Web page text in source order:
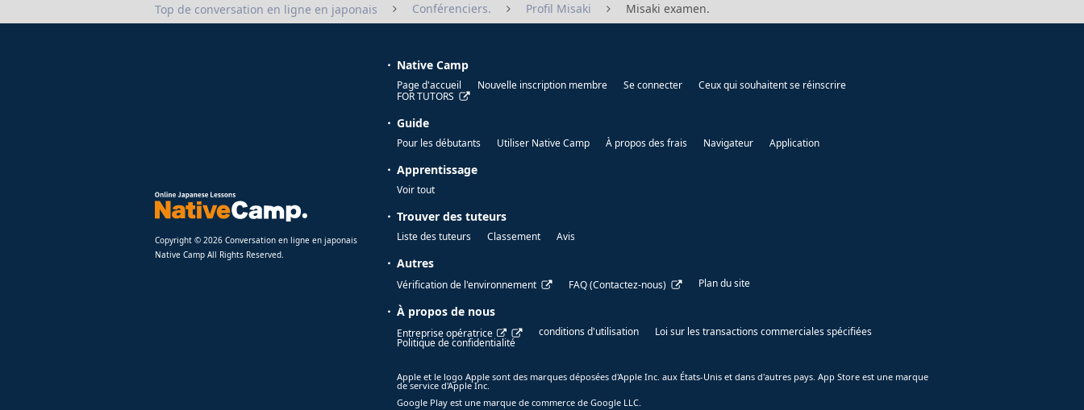
Top de conversation en ligne en japonais Conférenciers. Profil Misaki Misaki examen.
Copyright © 2026 Conversation en ligne en japonais
Native Camp All Rights Reserved.
Native Camp
Page d'accueil Nouvelle inscription membre Se connecter
Ceux qui souhaitent se réinscrire
FOR TUTORS
Guide
Pour les débutants Utiliser Native Camp À propos des frais Navigateur Application
Apprentissage
Voir tout
Trouver des tuteurs
Liste des tuteurs Classement Avis
Autres
Vérification de l'environnement FAQ (Contactez-nous) Plan du site
À propos de nous
Entreprise opératrice conditions d'utilisation
Loi sur les transactions commerciales spécifiées
Politique de confidentialité
Apple et le logo Apple sont des marques déposées d'Apple Inc. aux États-Unis et dans d'autres pays. App Store est une marque
de service d'Apple Inc.
Google Play est une marque de commerce de Google LLC.